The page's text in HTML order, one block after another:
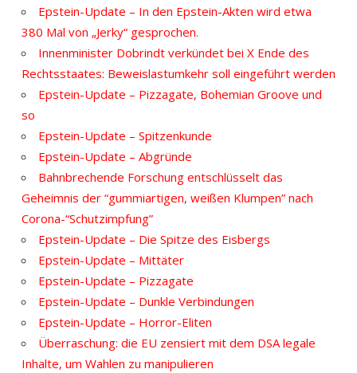
Epstein-Update – In den Epstein-Akten wird etwa
380 Mal von „Jerky“ gesprochen.
Innenminister Dobrindt verkündet bei X Ende des
Rechtsstaates: Beweislastumkehr soll eingeführt werden
Epstein-Update – Pizzagate, Bohemian Groove und
so
Epstein-Update – Spitzenkunde
Epstein-Update – Abgründe
Bahnbrechende Forschung entschlüsselt das
Geheimnis der “gummiartigen, weißen Klumpen” nach
Corona-“Schutzimpfung”
Epstein-Update – Die Spitze des Eisbergs
Epstein-Update – Mittäter
Epstein-Update – Pizzagate
Epstein-Update – Dunkle Verbindungen
Epstein-Update – Horror-Eliten
Überraschung: die EU zensiert mit dem DSA legale
Inhalte, um Wahlen zu manipulieren